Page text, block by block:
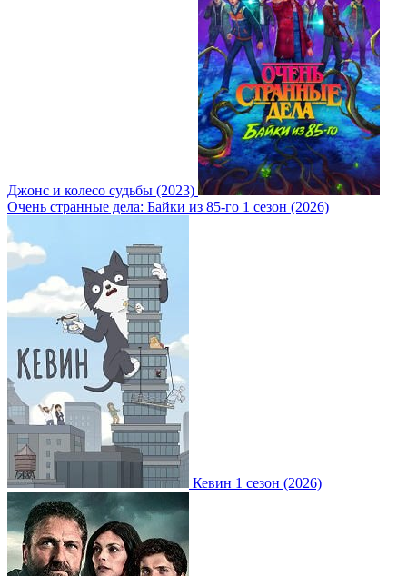
Джонс и колесо судьбы (2023)
Очень странные дела: Байки из 85-го 1 сезон (2026)
Кевин 1 сезон (2026)